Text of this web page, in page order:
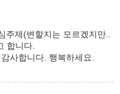
제(변할지는 모르겠지만..
합니다.
사합니다. 행복하세요.